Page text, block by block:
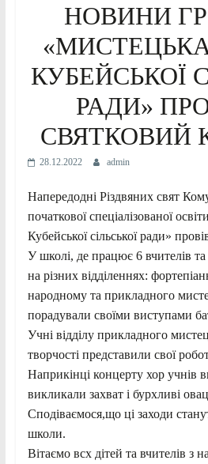
НОВИНИ
КУБЕЙСЬКОЇ
РАДИ»
СВЯТКОВИЙ
28.12.2022 admin
Напередодні Різдвяних свят
початкової спецiалiзованої
Кубейської сiльської ради»
У школі, де працює 6 вчителів та
на різних відділеннях:
народному та прикладного
порадували своїми виступами
Учні відділу прикладного
творчості представили свої
Наприкінці концерту хор учнів
викликали захват і бурхливі
Сподіваємося,що ці заходи
школи.
Вітаємо всх дітей та вчителів